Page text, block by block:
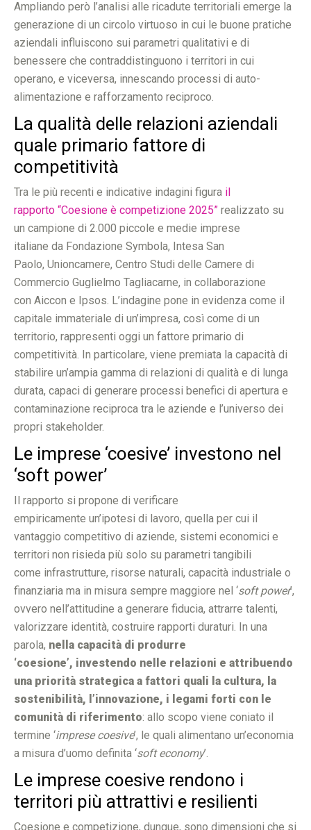
Ampliando però l’analisi alle ricadute territoriali emerge la
generazione di un circolo virtuoso in cui le buone pratiche
aziendali influiscono sui parametri qualitativi e di
benessere che contraddistinguono i territori in cui
operano, e viceversa, innescando processi di auto-
alimentazione e rafforzamento reciproco.
La qualità delle relazioni aziendali
quale primario fattore di
competitività
Tra le più recenti e indicative indagini figura il
rapporto “Coesione è competizione 2025” realizzato su
un campione di 2.000 piccole e medie imprese
italiane da Fondazione Symbola, Intesa San
Paolo, Unioncamere, Centro Studi delle Camere di
Commercio Guglielmo Tagliacarne, in collaborazione
con Aiccon e Ipsos. L’indagine pone in evidenza come il
capitale immateriale di un’impresa, così come di un
territorio, rappresenti oggi un fattore primario di
competitività. In particolare, viene premiata la capacità di
stabilire un’ampia gamma di relazioni di qualità e di lunga
durata, capaci di generare processi benefici di apertura e
contaminazione reciproca tra le aziende e l’universo dei
propri stakeholder.
Le imprese ‘coesive’ investono nel
‘soft power’
Il rapporto si propone di verificare
empiricamente un’ipotesi di lavoro, quella per cui il
vantaggio competitivo di aziende, sistemi economici e
territori non risieda più solo su parametri tangibili
come infrastrutture, risorse naturali, capacità industriale o
finanziaria ma in misura sempre maggiore nel ‘soft power’,
ovvero nell’attitudine a generare fiducia, attrarre talenti,
valorizzare identità, costruire rapporti duraturi. In una
parola, nella capacità di produrre
‘coesione’, investendo nelle relazioni e attribuendo
una priorità strategica a fattori quali la cultura, la
sostenibilità, l’innovazione, i legami forti con le
comunità di riferimento: allo scopo viene coniato il
termine ‘imprese coesive’, le quali alimentano un’economia
a misura d’uomo definita ‘soft economy’.
Le imprese coesive rendono i
territori più attrattivi e resilienti
Coesione e competizione, dunque, sono dimensioni che si